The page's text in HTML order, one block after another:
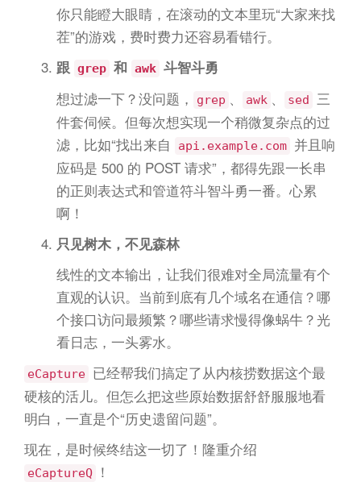
你只能瞪大眼睛，在滚动的文本里玩“大家来找
茬”的游戏，费时费力还容易看错行。
跟 grep 和 awk 斗智斗勇
想过滤一下？没问题， grep awk sed
三
件套伺候。但每次想实现一个稍微复杂点的过
滤，比如“找出来自
api.example.com 并且响
应码是 500 的 POST 请求”，都得先跟一长串
的正则表达式和管道符斗智斗勇一番。心累
啊！
只见树木，不见森林
线性的文本输出，让我们很难对全局流量有个
直观的认识。当前到底有几个域名在通信？哪
个接口访问最频繁？哪些请求慢得像蜗牛？光
看日志，一头雾水。
eCapture 已经帮我们搞定了从内核捞数据这个最
硬核的活儿。但怎么把这些原始数据舒舒服服地看
明白，一直是个“历史遗留问题”。
现在，是时候终结这一切了！隆重介绍
eCaptureQ ！